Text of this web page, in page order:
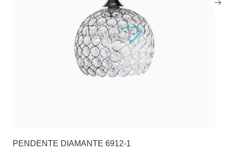
PENDENTE DIAMANTE 6912-1